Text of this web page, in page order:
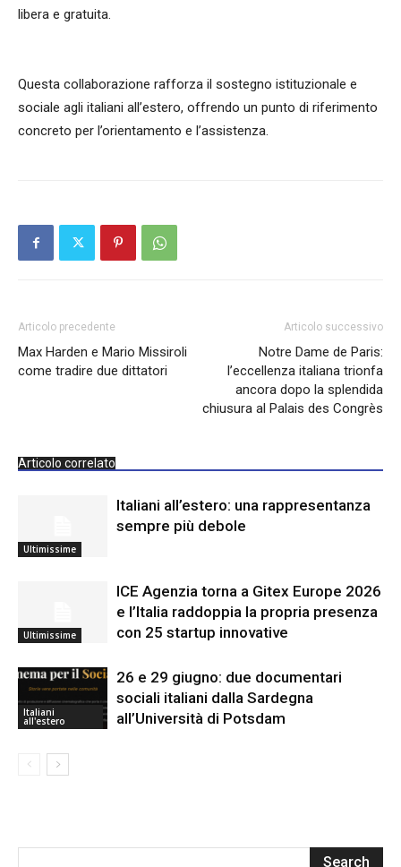
libera e gratuita.
Questa collaborazione rafforza il sostegno istituzionale e
sociale agli italiani all’estero, offrendo un punto di riferimento
concreto per l’orientamento e l’assistenza.
Articolo precedente
Max Harden e Mario Missiroli
come tradire due dittatori
Articolo successivo
Notre Dame de Paris:
l’eccellenza italiana trionfa
ancora dopo la splendida
chiusura al Palais des Congrès
Articolo correlato
Ultimissime
Italiani all’estero: una rappresentanza
sempre più debole
Ultimissime
ICE Agenzia torna a Gitex Europe 2026
e l’Italia raddoppia la propria presenza
con 25 startup innovative
Italiani
all'estero
26 e 29 giugno: due documentari
sociali italiani dalla Sardegna
all’Università di Potsdam